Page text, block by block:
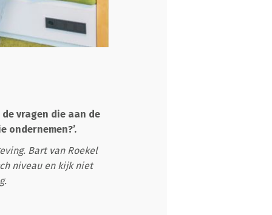
vragen die aan de
ondernemen?’.
Bart van Roekel
niveau en kijk niet